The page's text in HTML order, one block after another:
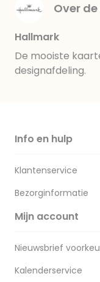
Over
Hallmark
De mooiste
designafdeling.
Info en hulp
Klantenservice
Bezorginformatie
Mijn account
Nieuwsbrief
Kalenderservice